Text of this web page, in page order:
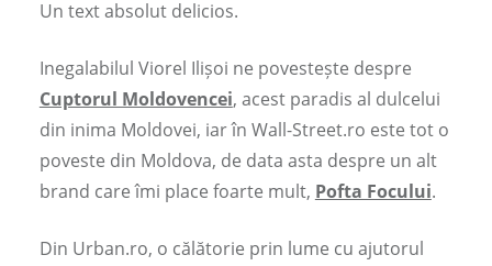
Un text absolut delicios.
Inegalabilul Viorel Ilișoi ne povestește despre
Cuptorul Moldovencei, acest paradis al dulcelui
din inima Moldovei, iar în Wall-Street.ro este tot o
poveste din Moldova, de data asta despre un alt
brand care îmi place foarte mult, Pofta Focului.
Din Urban.ro, o călătorie prin lume cu ajutorul